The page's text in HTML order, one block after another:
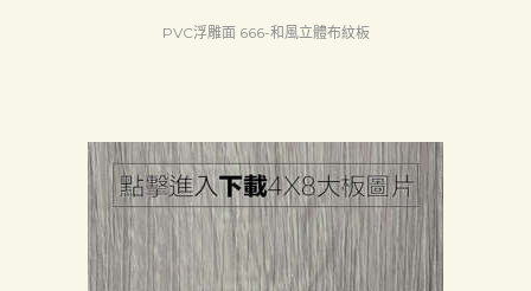
PVC浮雕面 666-和風立體布紋板